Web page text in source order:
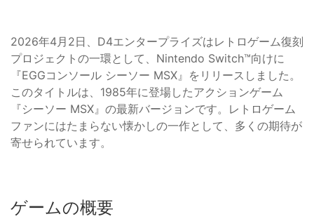
2026年4月2日、D4エンタープライズはレトロゲーム復刻
プロジェクトの一環として、Nintendo Switch™向けに
『EGGコンソール シーソー MSX』をリリースしました。
このタイトルは、1985年に登場したアクションゲーム
『シーソー MSX』の最新バージョンです。レトロゲーム
ファンにはたまらない懐かしの一作として、多くの期待が
寄せられています。
ゲームの概要